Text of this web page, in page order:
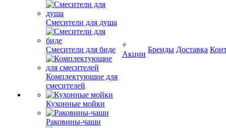
Смесители для душа
Смесители для биде
Комплектующие для
смесителей
Кухонные мойки
Раковины-чаши
Акции
Бренды Доставка